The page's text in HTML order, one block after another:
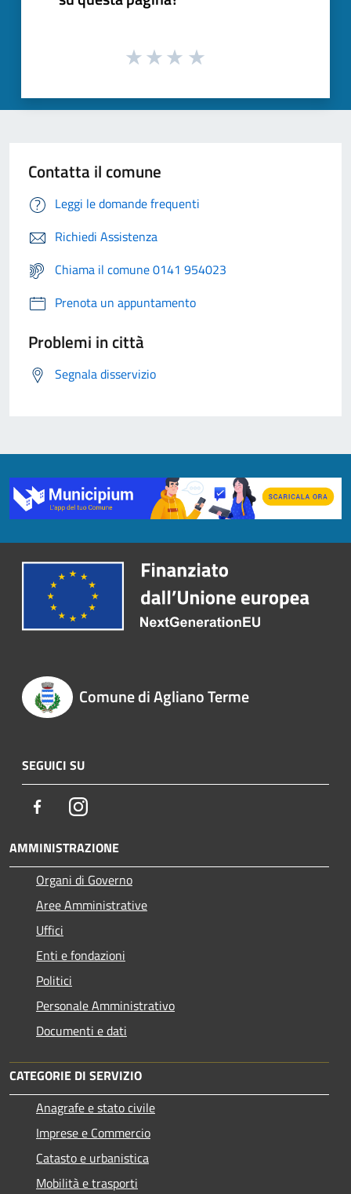
Contatta il comune
Leggi le domande frequenti
Richiedi Assistenza
Chiama il comune 0141 954023
Prenota un appuntamento
Problemi in città
Segnala disservizio
Comune di Agliano Terme
SEGUICI SU
FacebookInstagram
AMMINISTRAZIONE
Organi di Governo
Aree Amministrative
Uffici
Enti e fondazioni
Politici
Personale Amministrativo
Documenti e dati
CATEGORIE DI SERVIZIO
Anagrafe e stato civile
Imprese e Commercio
Catasto e urbanistica
Mobilità e trasporti